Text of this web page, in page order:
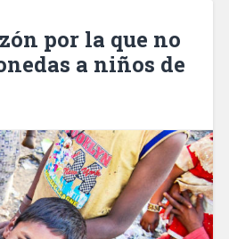
por la que no
a niños de